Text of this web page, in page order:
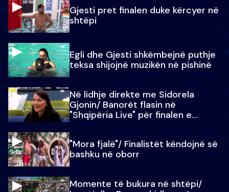
Gjesti pret finalen duke kërcyer në
shtëpi
Egli dhe Gjesti shkëmbejnë puthje
teksa shijojnë muzikën në pishinë
Në lidhje direkte me Sidorela
Gjonin/ Banorët flasin në
"Shqipëria Live" për finalen e
"Mora fjalë"/ Finalistët këndojnë së
bashku në oborr
Momente të bukura në shtëpi/